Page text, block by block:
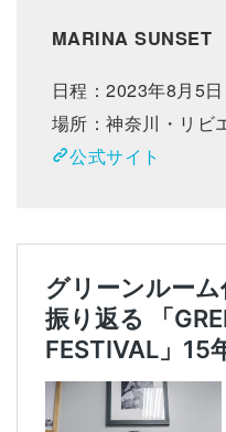
MARINA SUNSET
日程：2023年8月5日
場所：神奈川・リビ
公式サイト